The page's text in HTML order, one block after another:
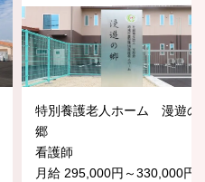
特別養護老人ホーム 漫遊の
郷
看護師
月給 295,000円～330,000円